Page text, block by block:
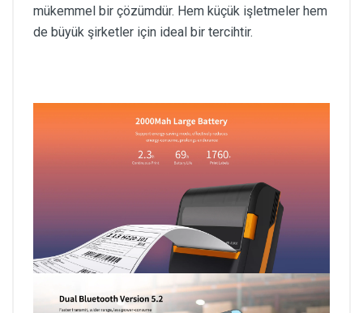
mükemmel bir çözümdür. Hem küçük işletmeler hem
de büyük şirketler için ideal bir tercihtir.